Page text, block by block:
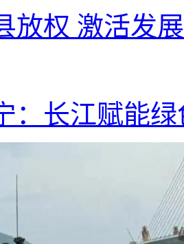
放权 激活发
：长江赋能